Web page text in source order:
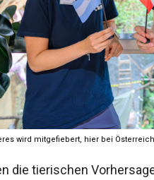
wird mitgefiebert, hier bei
die tierischen